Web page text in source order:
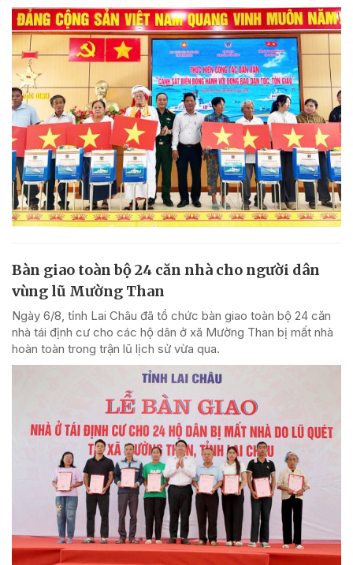
Bàn giao toàn bộ 24 căn nhà cho người dân
vùng lũ Mường Than
Ngày 6/8, tỉnh Lai Châu đã tổ chức bàn giao toàn bộ 24 căn
nhà tái định cư cho các hộ dân ở xã Mường Than bị mất nhà
hoàn toàn trong trận lũ lịch sử vừa qua.